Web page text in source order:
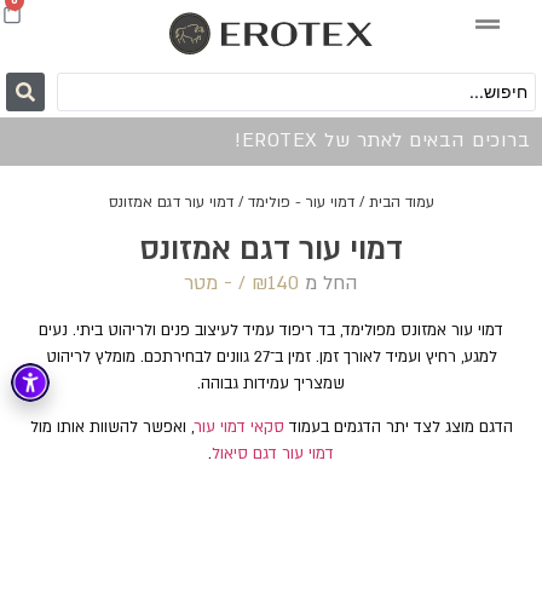
ברוכים הבאים לאתר של EROTEX!
עמוד הבית /דמוי עור - פולימד / דמוי עור דגם אמזונס
דמוי עור דגם אמזונס
החל מ ₪140 /‏‏‎ ‎- מטר
דמוי עור אמזונס מפולימד, בד ריפוד עמיד לעיצוב פנים ולריהוט ביתי. נעים
למגע, רחיץ ועמיד לאורך זמן. זמין ב־27 גוונים לבחירתכם. מומלץ לריהוט
שמצריך עמידות גבוהה.
הדגם מוצג לצד יתר הדגמים בעמוד סקאי דמוי עור, ואפשר להשוות אותו מול
דמוי עור דגם סיאול.